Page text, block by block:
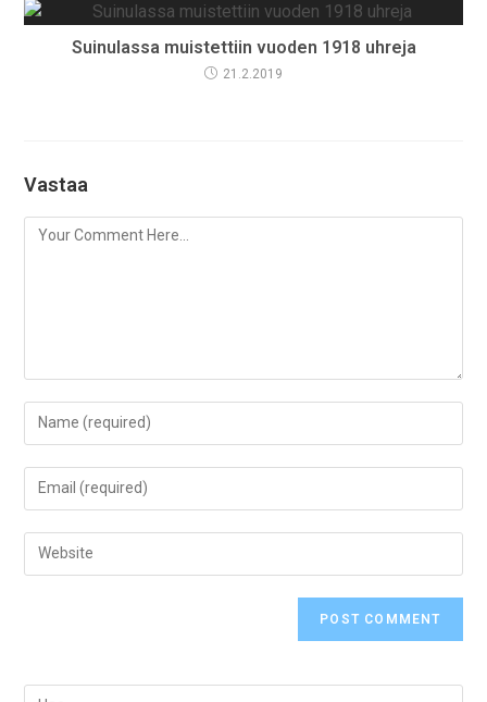
Suinulassa muistettiin vuoden 1918 uhreja
21.2.2019
Vastaa